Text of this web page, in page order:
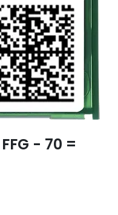
- 70 =